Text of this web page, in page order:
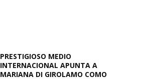
PRESTIGIOSO MEDIO
INTERNACIONAL APUNTA A
MARIANA DI GIROLAMO COMO